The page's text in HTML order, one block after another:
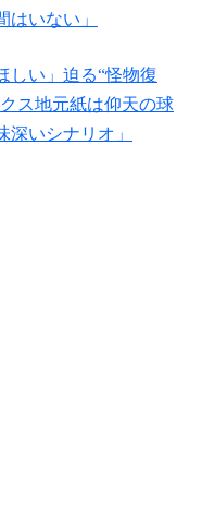
いない」
しい」迫る“怪物復
ス地元紙は仰天の球
いシナリオ」